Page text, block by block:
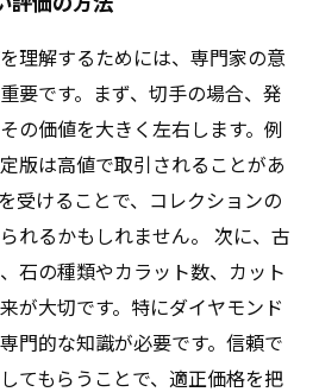
理解するためには、専門家の意
要です。まず、切手の場合、発
の価値を大きく左右します。例
版は高値で取引されることがあ
受けることで、コレクションの
れるかもしれません。 次に、古
石の種類やカラット数、カット
が大切です。特にダイヤモンド
門的な知識が必要です。信頼で
てもらうことで、適正価格を把